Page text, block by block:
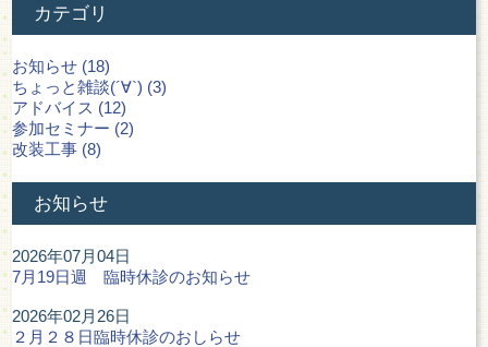
カテゴリ
お知らせ (18)
ちょっと雑談(´∀`) (3)
アドバイス (12)
参加セミナー (2)
改装工事 (8)
お知らせ
2026年07月04日
7月19日週 臨時休診のお知らせ
2026年02月26日
２月２８日臨時休診のおしらせ